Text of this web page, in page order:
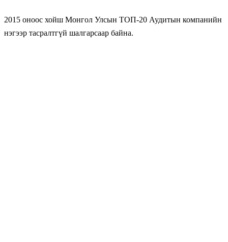
2015 оноос хойш Монгол Улсын ТОП-20 Аудитын компанийн
нэгээр тасралтгүй шалгарсаар байна.